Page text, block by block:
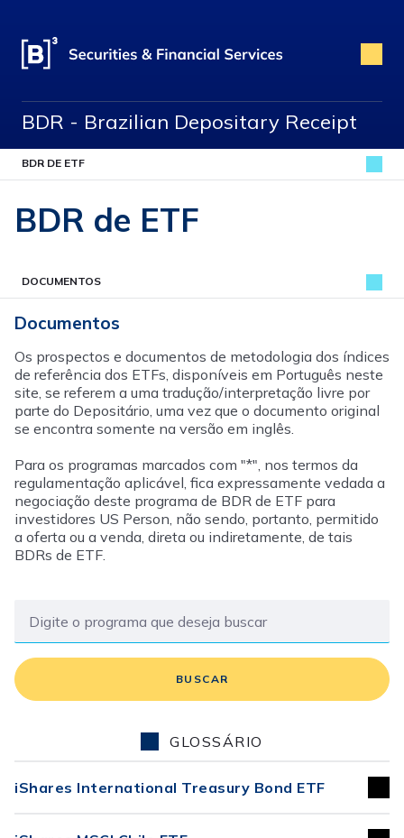
BDR - Brazilian Depositary Receipt
BDR DE ETF
BDR de ETF
DOCUMENTOS
Documentos
Os prospectos e documentos de metodologia dos índices
de referência dos ETFs, disponíveis em Português neste
site, se referem a uma tradução/interpretação livre por
parte do Depositário, uma vez que o documento original
se encontra somente na versão em inglês.
Para os programas marcados com "*", nos termos da
regulamentação aplicável, fica expressamente vedada a
negociação deste programa de BDR de ETF para
investidores US Person, não sendo, portanto, permitido
a oferta ou a venda, direta ou indiretamente, de tais
BDRs de ETF.
BUSCAR
GLOSSÁRIO
iShares International Treasury Bond ETF